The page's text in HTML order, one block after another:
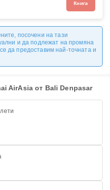
Книга
посочени на тази
и да подлежат на промяна
да предоставим най-точната и
AirAsia от Bali Denpasar